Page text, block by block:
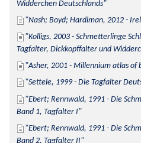
Widderchen Deutschlands
Nash; Boyd; Hardiman, 2012 -
Kolligs, 2003 - Schmetterlinge
Tagfalter, Dickkopffalter und
Asher, 2001 - Millennium atlas
Settele, 1999 - Die Tagfalter
Ebert; Rennwald, 1991 - Die
Band 1, Tagfalter I
Ebert; Rennwald, 1991 - Die
Band 2, Tagfalter II